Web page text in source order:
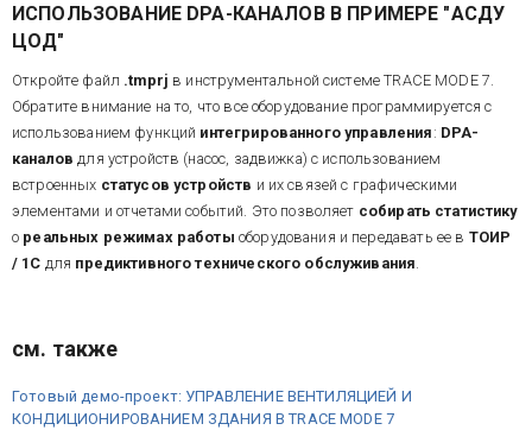
ИСПОЛЬЗОВАНИЕ DPA-КАНАЛОВ В ПРИМЕРЕ "АСДУ
ЦОД"
Откройте файл .tmprj в инструментальной системе TRACE MODE 7.
Обратите внимание на то, что все оборудование программируется с
использованием функций интегрированного управления : DPA-
каналов для устройств (насос, задвижка) с использованием
встроенных статусов устройств и их связей с графическими
элементами и отчетами событий. Это позволяет собирать статистику
о реальных режимах работы оборудования и передавать ее в ТОИР
/ 1С для предиктивного технического обслуживания
см. также
Готовый демо-проект: УПРАВЛЕНИЕ ВЕНТИЛЯЦИЕЙ И
КОНДИЦИОНИРОВАНИЕМ ЗДАНИЯ В TRACE MODE 7